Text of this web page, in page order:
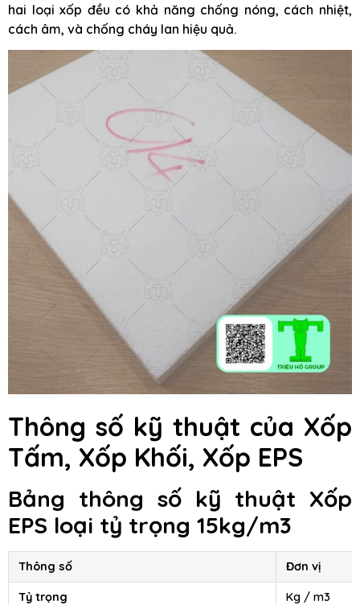
hai loại xốp đều có khả năng chống nóng, cách nhiệt,
cách âm, và chống cháy lan hiệu quả.
Thông số kỹ thuật của Xốp
Tấm, Xốp Khối, Xốp EPS
Bảng thông số kỹ thuật Xốp
EPS loại tỷ trọng 15kg/m3
Thông số Đơn vị
Tỷ trọng Kg / m3